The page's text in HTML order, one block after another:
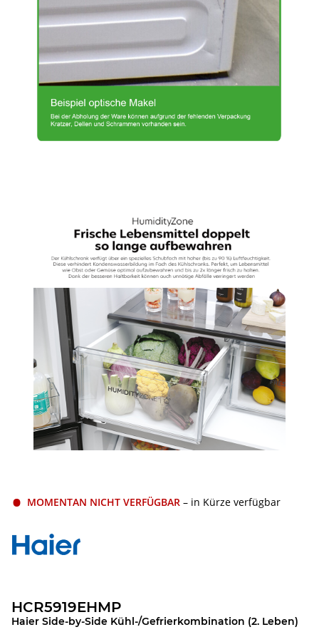
MOMENTAN NICHT VERFÜGBAR – in Kürze verfügbar
HCR5919EHMP
Haier Side-by-Side Kühl-/Gefrierkombination (2. Leben)